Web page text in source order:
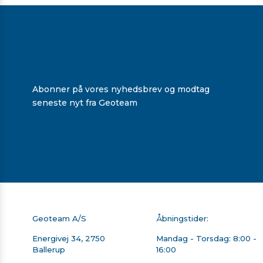
Abonner på vores nyhedsbrev og modtag
seneste nyt fra Geoteam
Geoteam A/S
Energivej 34, 2750
Ballerup
Åbningstider:
Mandag - Torsdag: 8:00 -
16:00